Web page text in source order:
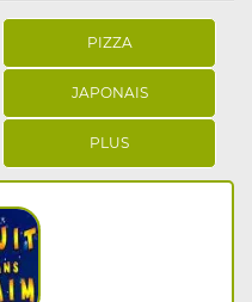
PIZZA
JAPONAIS
PLUS